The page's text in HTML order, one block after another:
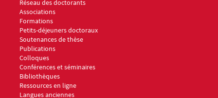
Réseau des doctorants
Associations
Menu footer ED8 3
Formations
Petits-déjeuners doctoraux
Soutenances de thèse
Publications
Colloques
Conférences et séminaires
Menu footer ED8 4
Bibliothèques
Ressources en ligne
Langues anciennes